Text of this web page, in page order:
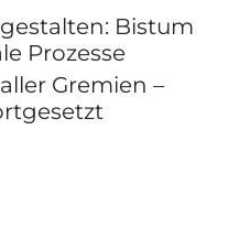
Bistum
Prozesse
Gremien –